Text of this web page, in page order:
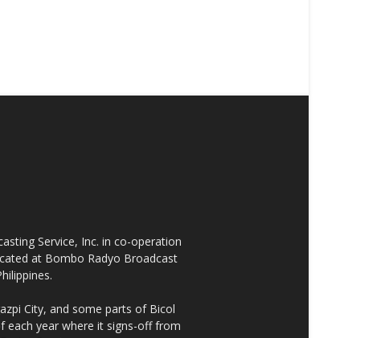
Service, Inc. in co-operation
at Bombo Radyo Broadcast
City, and some parts of Bicol
each year where it signs-off from